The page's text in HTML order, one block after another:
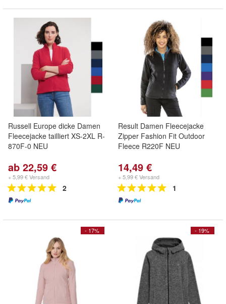
Russell Europe dicke Damen
Fleecejacke tailliert XS-2XL R-
870F-0 NEU
ab 22,59 €
+ 5,99 € Versand
2
Result Damen Fleecejacke
Zipper Fashion Fit Outdoor
Fleece R220F NEU
14,49 €
+ 5,99 € Versand
1
- 17% - 19%